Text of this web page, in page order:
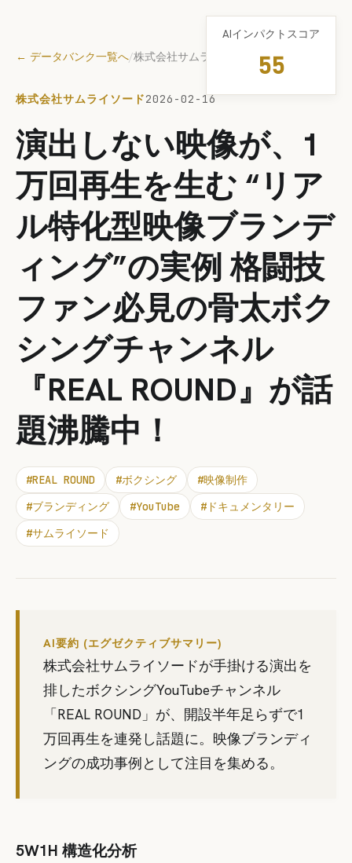
← データバンク一覧へ/株式会社サムライソード
株式会社サムライソード2026-02-16
演出しない映像が、1
万回再生を生む “リア
ル特化型映像ブランデ
ィング”の実例 格闘技
ファン必見の骨太ボク
シングチャンネル
『REAL ROUND』が話
題沸騰中！
#REAL ROUND #ボクシング #映像制作
#ブランディング #YouTube # ドキュメンタリー
#サムライソード
AIインパクトスコア
55
AI要約 (エグゼクティブサマリー)
株式会社サムライソードが手掛ける演出を
排したボクシングYouTubeチャンネル
「REAL ROUND」が、開設半年足らずで1
万回再生を連発し話題に。映像ブランディ
ングの成功事例として注目を集める。
5W1H 構造化分析